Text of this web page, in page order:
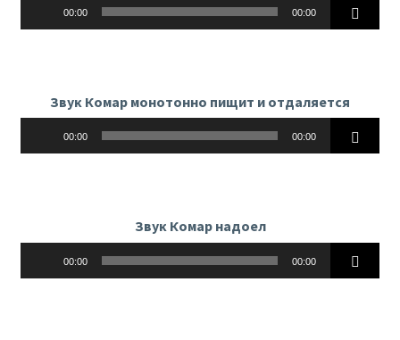
00:00 00:00
Звук Комар монотонно пищит и отдаляется
00:00 00:00
Звук Комар надоел
00:00 00:00